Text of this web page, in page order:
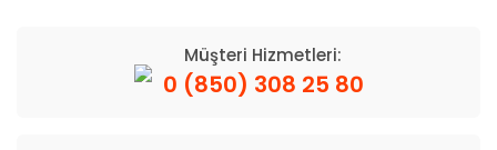
Müşteri Hizmetleri:
0 (850) 308 25 80